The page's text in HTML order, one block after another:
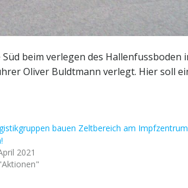
beim verlegen des Hallenfussboden
Oliver Buldtmann verlegt. Hier soll
bauen Zeltbereich am Impfzentrum
2021